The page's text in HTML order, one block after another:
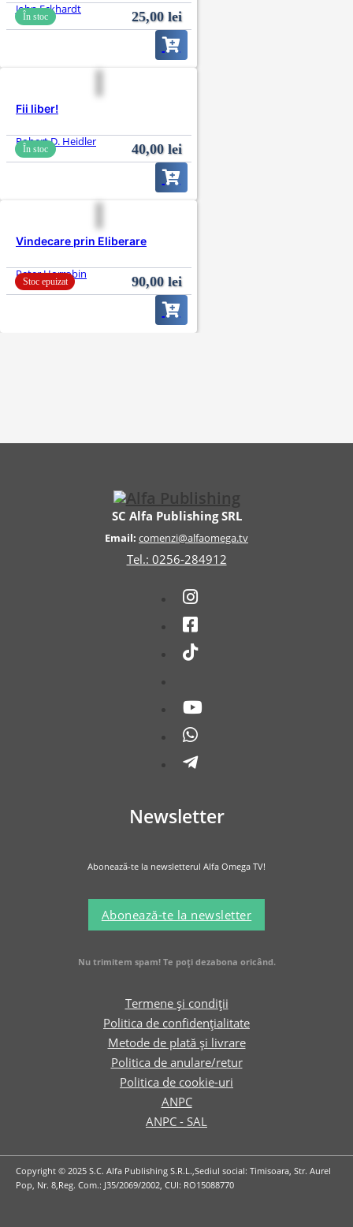
John Eckhardt
În stoc 25,00 lei
Fii liber!
Robert D. Heidler
În stoc 40,00 lei
Vindecare prin Eliberare
Peter Horrobin
Stoc epuizat 90,00 lei
SC Alfa Publishing SRL
Email: comenzi@alfaomega.tv
Tel.: 0256-284912
Newsletter
Abonează-te la newsletterul Alfa Omega TV!
Abonează-te la newsletter
Nu trimitem spam! Te poți dezabona oricând.
Termene și condiții
Politica de confidențialitate
Metode de plată și livrare
Politica de anulare/retur
Politica de cookie-uri
ANPC
ANPC - SAL
Copyright © 2025 S.C. Alfa Publishing S.R.L.,Sediul social: Timisoara, Str. Aurel
Pop, Nr. 8,Reg. Com.: J35/2069/2002, CUI: RO15088770